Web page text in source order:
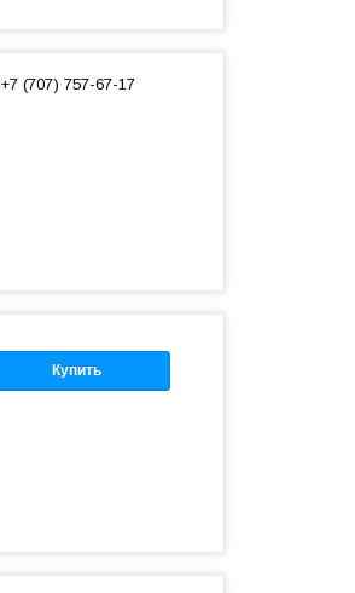
+7 (707) 757-67-17
Купить